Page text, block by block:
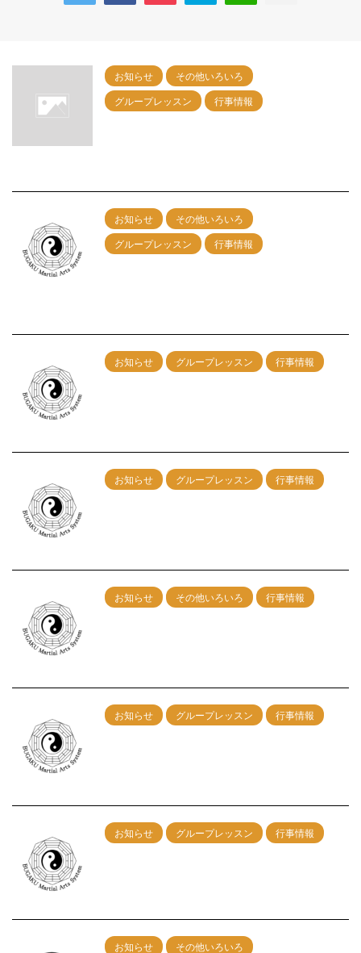
お知らせ
その他いろいろ
グループレッスン
行事情報
お知らせ
その他いろいろ
グループレッスン
行事情報
お知らせ グループレッスン 行事情報
お知らせ グループレッスン 行事情報
お知らせ その他いろいろ 行事情報
お知らせ グループレッスン 行事情報
お知らせ グループレッスン 行事情報
お知らせ その他いろいろ